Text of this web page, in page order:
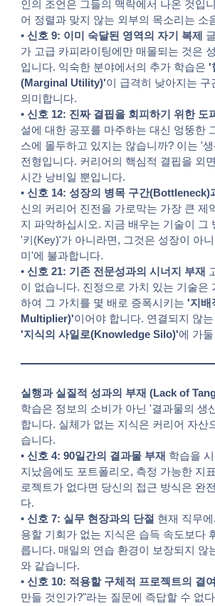
인의 조언은 그들의 맥락에서 나온 것입
어 정렬과 맞지 않는 외부의 목소리는 소
• 신호 9: 이미 숙달된 영역의 자기 복제
가 고급 카피라이팅에만 매몰되는 것은
입니다. 익숙한 분야에서의 추가 학습은 '
(Marginal Utility)'이 급격히 낮아지는 구
의미합니다.
• 신호 12: 진짜 결핍을 회피하기 위한 도
설에 대한 공포를 마주하는 대신 엉뚱한
스에 몰두하고 있지는 않습니까? 이는 '
전형입니다. 커리어의 핵심적 결핍을 외
시간 낭비일 뿐입니다.
• 신호 14: 성장의 병목 구간(Bottleneck)
신의 커리어 진전을 가로막는 가장 큰 제
지 파악하십시오. 지금 배우는 기술이 그
'키(Key)'가 아니라면, 그것은 성장이 아
미'에 불과합니다.
• 신호 21: 기존 전문성과의 시너지 부재
이 없습니다. 진정으로 가치 있는 기술은
하여 그 가치를 몇 배로 증폭시키는 '지배
Multiplier)'이어야 합니다. 연결되지 않
'지식의 사일로(Knowledge Silo)'에 가
실행과 실질적 성과의 부재 (Lack of
학습은 정보의 소비가 아닌 '결과물의 생
합니다. 실체가 없는 지식은 커리어 자산
습니다.
• 신호 4: 90일간의 결과물 부재 학습을
지났음에도 포트폴리오, 측정 가능한 지
로젝트가 없다면 당신의 접근 방식은 완
다.
• 신호 7: 실무 현장과의 단절 현재 직무
용할 기회가 없는 지식은 습득 속도보다
릅니다. 매일의 연습 환경이 보장되지 않
와 같습니다.
• 신호 10: 적용할 구체적 프로젝트의 결여
만들 것인가?"라는 질문에 즉답할 수 없